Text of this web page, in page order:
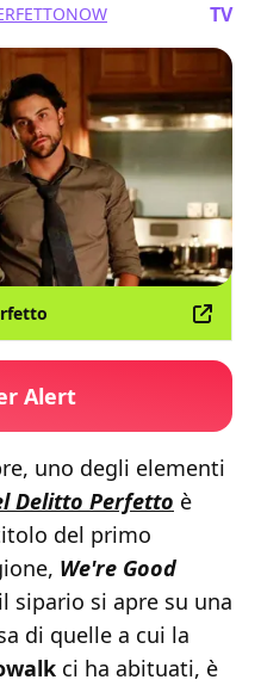
NOW TV
Alert
uno degli elementi
Delitto Perfetto è
del primo
We're Good
sipario si apre su una
di quelle a cui la
ci ha abituati, è